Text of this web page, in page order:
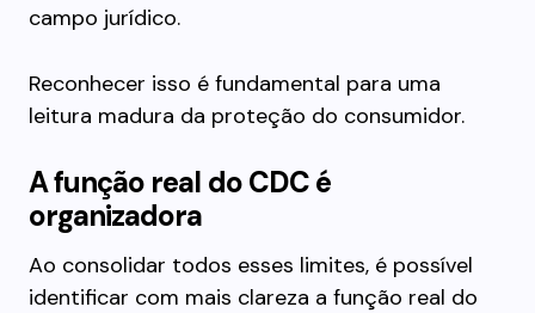
campo jurídico.
Reconhecer isso é fundamental para uma
leitura madura da proteção do consumidor.
A função real do CDC é
organizadora
Ao consolidar todos esses limites, é possível
identificar com mais clareza a função real do